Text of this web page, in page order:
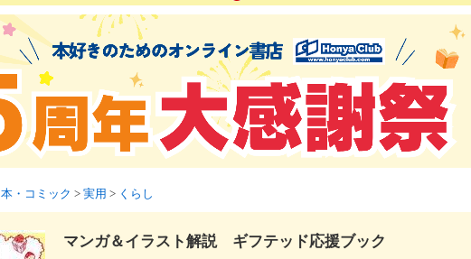
本・コミック > 実用 > くらし
マンガ＆イラスト解説 ギフテッド応援ブック